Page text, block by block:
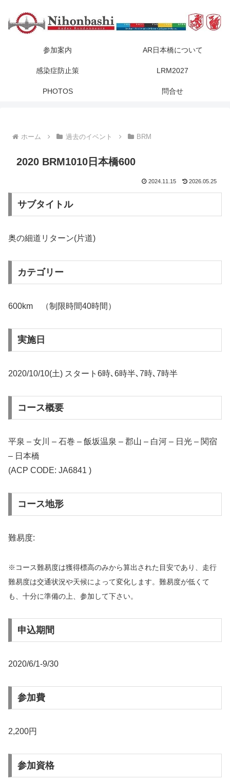
参加案内 AR日本橋について
感染症防止策 LRM2027
PHOTOS 問合せ
ホーム 過去のイベント BRM
2020 BRM1010日本橋600
2024.11.15 2026.05.25
サブタイトル
奥の細道リターン(片道)
カテゴリー
600km （制限時間40時間）
実施日
2020/10/10(土) スタート6時､6時半､7時､7時半
コース概要
平泉 – 女川 – 石巻 – 飯坂温泉 – 郡山 – 白河 – 日光 – 関宿
– 日本橋
(ACP CODE: JA6841 )
コース地形
難易度:
※コース難易度は獲得標高のみから算出された目安であり、走行
難易度は交通状況や天候によって変化します。難易度が低くて
も、十分に準備の上、参加して下さい。
申込期間
2020/6/1-9/30
参加費
2,200円
参加資格